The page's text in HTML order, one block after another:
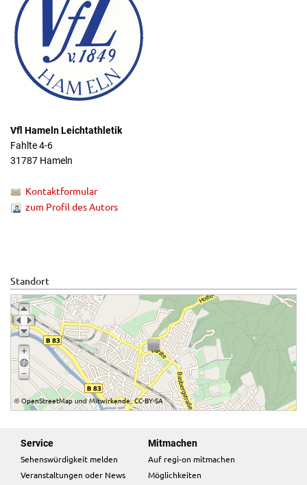
Vfl Hameln Leichtathletik
Fahlte 4-6
31787 Hameln
Kontaktformular
zum Profil des Autors
Standort
©OpenStreetMapundMitwirkende,CC-BY-SA
Service
Sehenswürdigkeit melden
Veranstaltungen oder News
Mitmachen
Auf regi-on mitmachen
Möglichkeiten